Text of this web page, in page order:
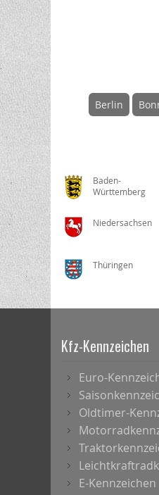
Berlin
Baden-
Württemberg
Niedersachsen
Thüringen
Kfz-Kennzeichen
Euro-
Oldtimer-
E-Kennzeichen